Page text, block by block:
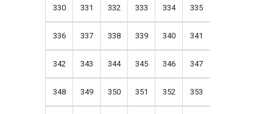
330 331 332 333 334 335
336 337 338 339 340 341
342 343 344 345 346 347
348 349 350 351 352 353